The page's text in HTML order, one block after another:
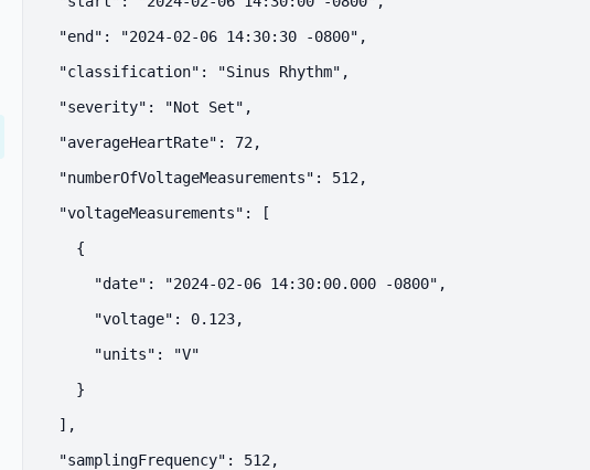
  "end": "2024-02-06 14:30:30 -0800",
  "classification": "Sinus Rhythm",
  "severity": "Not Set",
  "averageHeartRate": 72,
  "numberOfVoltageMeasurements": 512,
  "voltageMeasurements": [
    {
      "date": "2024-02-06 14:30:00.000 -0800",
      "voltage": 0.123,
      "units": "V"
    }
  ],
  "samplingFrequency": 512,